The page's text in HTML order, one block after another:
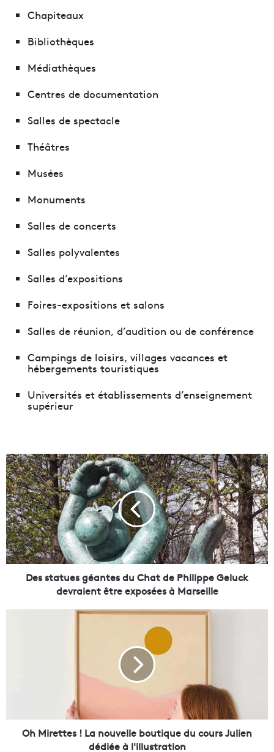
Chapiteaux
Bibliothèques
Médiathèques
Centres de documentation
Salles de spectacle
Théâtres
Musées
Monuments
Salles de concerts
Salles polyvalentes
Salles d’expositions
Foires-expositions et salons
Salles de réunion, d’audition ou de conférence
Campings de loisirs, villages vacances et
hébergements touristiques
Universités et établissements d’enseignement
supérieur
D
e
s
s
t
a
t
u
e
h
Des statues géantes du Chat de Philippe Geluck
devraient être exposées à Marseille
e
Oh Mirettes ! La nouvelle boutique du cours Julien
dédiée à l'illustration